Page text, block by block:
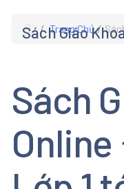
Sách Giáo
Trang Chủ
Sách